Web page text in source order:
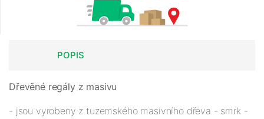
POPIS
Dřevěné regály z masivu
- jsou vyrobeny z tuzemského masivního dřeva - smrk -